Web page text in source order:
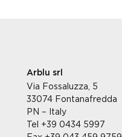
Arblu srl
Via Fossaluzza, 5
33074 Fontanafredda
PN – Italy
Tel +39 0434 5997